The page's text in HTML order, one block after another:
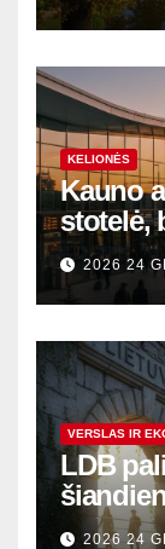
KELIONĖS
Kauno
stotelė,
sostinę
2026 24
VERSLAS IR
LDB
variklis
2026 24